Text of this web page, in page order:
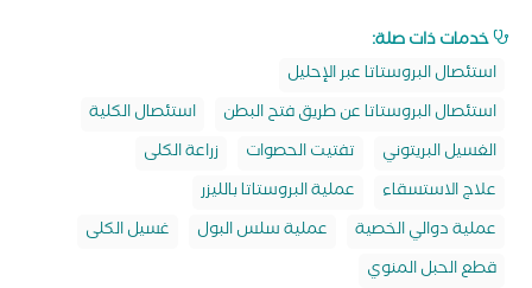
خدمات ذات صلة:
استئصال البروستاتا عبر الإحليل
استئصال البروستاتا عن طريق فتح البطن
استئصال الكلية
الغسيل البريتوني
تفتيت الحصوات
زراعة الكلى
علاج الاستسقاء
عملية البروستاتا بالليزر
عملية دوالي الخصية
عملية سلس البول
غسيل الكلى
قطع الحبل المنوي